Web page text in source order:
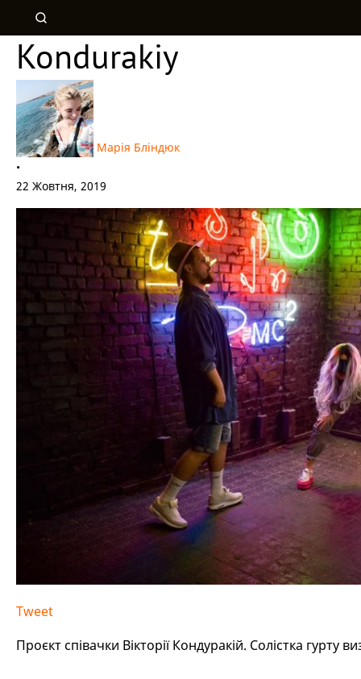
Kondurakiy
Марія Бліндюк
•
22 Жовтня, 2019
Tweet
Проєкт співачки Вікторії Кондуракій. Солістка